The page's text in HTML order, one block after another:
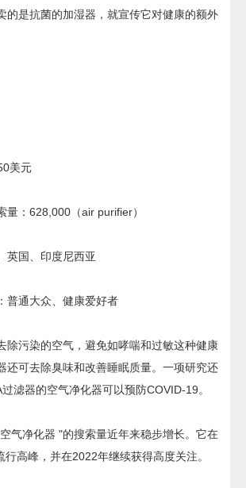
的是抗菌的加湿器，就宣传它对健康的额外
美元
量：628,000（air purifier）
英国、印度尼西亚
普通大众、健康爱好者
除污染的空气，避免如哮喘和过敏这种健康
还可去除臭味和改善睡眠质量。一项研究还
滤器的空气净化器可以预防COVID-19。
气净化器 "的搜索量近年来稳步增长。它在
高峰，并在2022年继续获得高度关注。